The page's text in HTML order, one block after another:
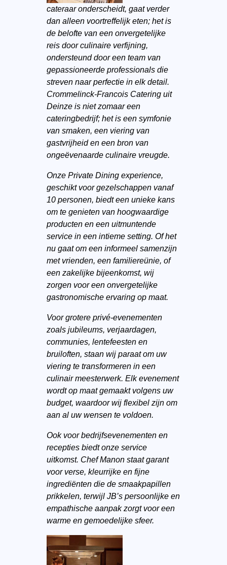
cateraar onderscheidt, gaat verder
dan alleen voortreffelijk eten; het is
de belofte van een onvergetelijke
reis door culinaire verfijning,
ondersteund door een team van
gepassioneerde professionals die
streven naar perfectie in elk detail.
Crommelinck-Francois Catering uit
Deinze is niet zomaar een
cateringbedrijf; het is een symfonie
van smaken, een viering van
gastvrijheid en een bron van
ongeëvenaarde culinaire vreugde.
Onze Private Dining experience,
geschikt voor gezelschappen vanaf
10 personen, biedt een unieke kans
om te genieten van hoogwaardige
producten en een uitmuntende
service in een intieme setting. Of het
nu gaat om een informeel samenzijn
met vrienden, een familiereünie, of
een zakelijke bijeenkomst, wij
zorgen voor een onvergetelijke
gastronomische ervaring op maat.
Voor grotere privé-evenementen
zoals jubileums, verjaardagen,
communies, lentefeesten en
bruiloften, staan wij paraat om uw
viering te transformeren in een
culinair meesterwerk. Elk evenement
wordt op maat gemaakt volgens uw
budget, waardoor wij flexibel zijn om
aan al uw wensen te voldoen.
Ook voor bedrijfsevenementen en
recepties biedt onze service
uitkomst. Chef Manon staat garant
voor verse, kleurrijke en fijne
ingrediënten die de smaakpapillen
prikkelen, terwijl JB’s persoonlijke en
empathische aanpak zorgt voor een
warme en gemoedelijke sfeer.